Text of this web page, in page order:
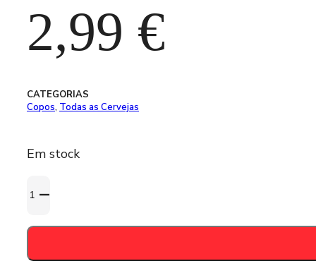
2,99 €
CATEGORIAS
Copos, Todas as Cervejas
Em stock
de
Ramon
-